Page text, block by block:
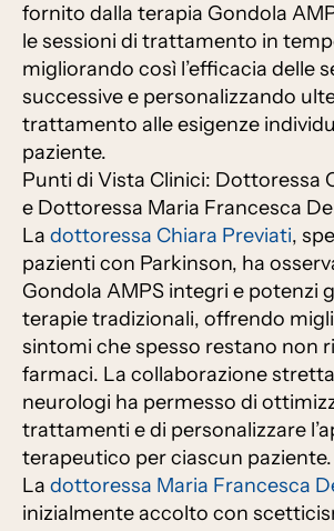
fornito dalla terapia Gondola
le sessioni di trattamento in
migliorando così l’efficacia delle
successive e personalizzando
trattamento alle esigenze
paziente.
Punti di Vista Clinici: Dottoressa
e Dottoressa Maria Francesca
La dottoressa Chiara Previati,
pazienti con Parkinson, ha
Gondola AMPS integri e potenzi
terapie tradizionali, offrendo
sintomi che spesso restano non
farmaci. La collaborazione
neurologi ha permesso di
trattamenti e di personalizzare
terapeutico per ciascun paziente.
La dottoressa Maria Francesca
inizialmente accolto con